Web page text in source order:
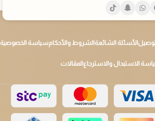
الأسئلة الشائعةالشروط والأحكامسياسة الخصوصية
الاستبدال والاسترجاعالمقالات